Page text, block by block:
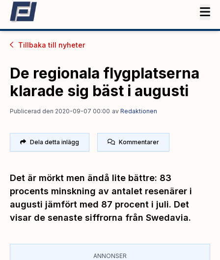
Tillbaka till nyheter
De regionala flygplatserna
klarade sig bäst i augusti
Publicerad den 2020-09-07 00:00 av Redaktionen
Dela detta inlägg Kommentarer
Det är mörkt men ändå lite bättre: 83
procents minskning av antalet resenärer i
augusti jämfört med 87 procent i juli. Det
visar de senaste siffrorna från Swedavia.
ANNONSER